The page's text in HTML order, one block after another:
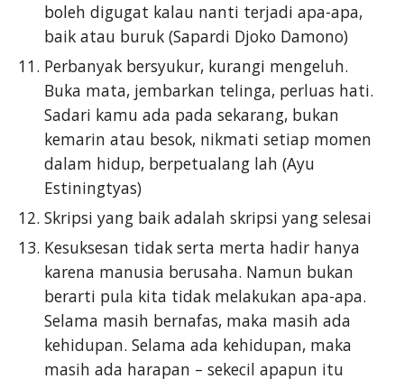
boleh digugat kalau nanti terjadi apa-apa,
baik atau buruk (Sapardi Djoko Damono)
Perbanyak bersyukur, kurangi mengeluh.
Buka mata, jembarkan telinga, perluas hati.
Sadari kamu ada pada sekarang, bukan
kemarin atau besok, nikmati setiap momen
dalam hidup, berpetualang lah (Ayu
Estiningtyas)
Skripsi yang baik adalah skripsi yang selesai
Kesuksesan tidak serta merta hadir hanya
karena manusia berusaha. Namun bukan
berarti pula kita tidak melakukan apa-apa.
Selama masih bernafas, maka masih ada
kehidupan. Selama ada kehidupan, maka
masih ada harapan – sekecil apapun itu